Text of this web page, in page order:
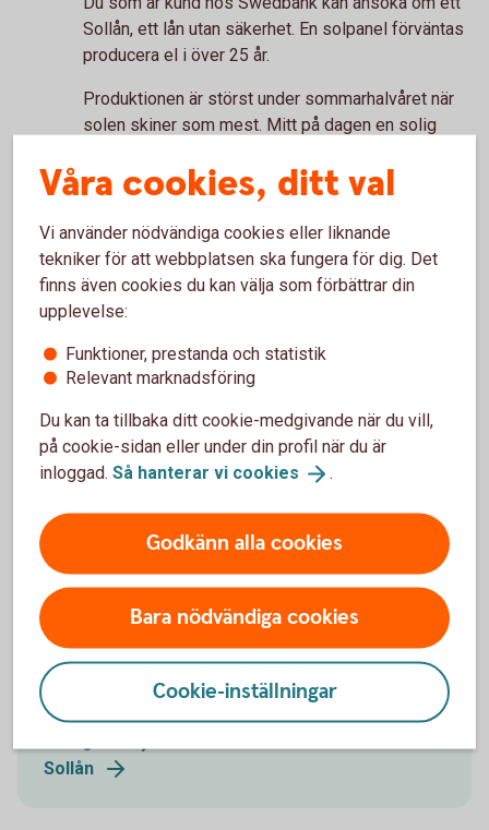
Sollån, ett lån utan säkerhet. En solpanel förväntas
producera el i över 25 år.
Produktionen är störst under sommarhalvåret när
solen skiner som mest. Mitt på dagen en solig
mer el än vad som används i hushållet.
Gör en energikoll
energiförbrukningen och tips på energismarta
åtgärder som kan sänka dina elkostnader.
Gör enenergikoll
Energibesparande åtgärder
Ta hjälp av ett Energilån när du ska renovera för att
sänka din elförbrukning. Om du ska skaffa solceller
så erbjuder vi Sollån.
Sollån
Våra cookies, ditt val
Vi använder nödvändiga cookies eller liknande
tekniker för att webbplatsen ska fungera för dig. Det
finns även cookies du kan välja som förbättrar din
upplevelse:
Funktioner, prestanda och statistik
Relevant marknadsföring
Du kan ta tillbaka ditt cookie-medgivande när du vill,
på cookie-sidan eller under din profil när du är
inloggad. Så hanterar vi cookies .
Godkänn alla cookies
Bara nödvändiga cookies
Cookie-inställningar